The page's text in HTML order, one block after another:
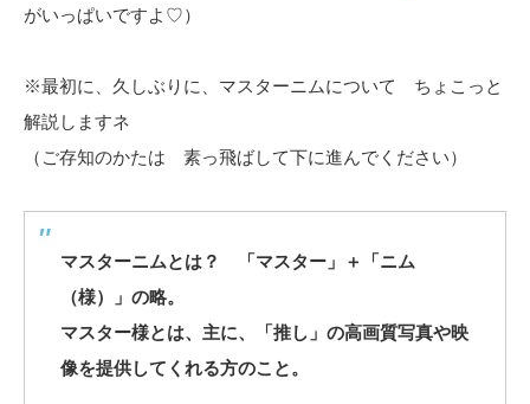
がいっぱいですよ♡）
※最初に、久しぶりに、マスターニムについて ちょこっと
解説しますネ
（ご存知のかたは 素っ飛ばして下に進んでください）
マスターニムとは？ 「マスター」＋「ニム
（様）」の略。
マスター様とは、主に、「推し」の高画質写真や映
像を提供してくれる方のこと。